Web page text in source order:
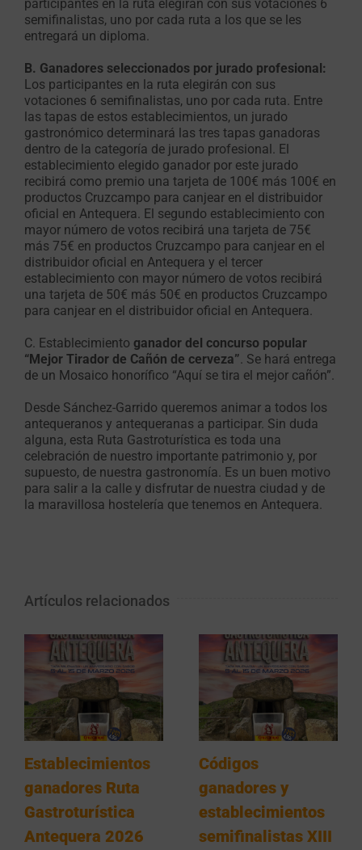
participantes en la ruta elegirán con sus votaciones 6
semifinalistas, uno por cada ruta a los que se les
entregará un diploma.
B. Ganadores seleccionados por jurado profesional:
Los participantes en la ruta elegirán con sus
votaciones 6 semifinalistas, uno por cada ruta. Entre
las tapas de estos establecimientos, un jurado
gastronómico determinará las tres tapas ganadoras
dentro de la categoría de jurado profesional. El
establecimiento elegido ganador por este jurado
recibirá como premio una tarjeta de 100€ más 100€ en
productos Cruzcampo para canjear en el distribuidor
oficial en Antequera. El segundo establecimiento con
mayor número de votos recibirá una tarjeta de 75€
más 75€ en productos Cruzcampo para canjear en el
distribuidor oficial en Antequera y el tercer
establecimiento con mayor número de votos recibirá
una tarjeta de 50€ más 50€ en productos Cruzcampo
para canjear en el distribuidor oficial en Antequera.
C. Establecimiento ganador del concurso popular
“Mejor Tirador de Cañón de cerveza”. Se hará entrega
de un Mosaico honorífico “Aquí se tira el mejor cañón”.
Desde Sánchez-Garrido queremos animar a todos los
antequeranos y antequeranas a participar. Sin duda
alguna, esta Ruta Gastroturística es toda una
celebración de nuestro importante patrimonio y, por
supuesto, de nuestra gastronomía. Es un buen motivo
para salir a la calle y disfrutar de nuestra ciudad y de
la maravillosa hostelería que tenemos en Antequera.
Artículos relacionados
Establecimientos
ganadores Ruta
Gastroturística
Antequera 2026
Códigos
ganadores y
establecimientos
semifinalistas XIII